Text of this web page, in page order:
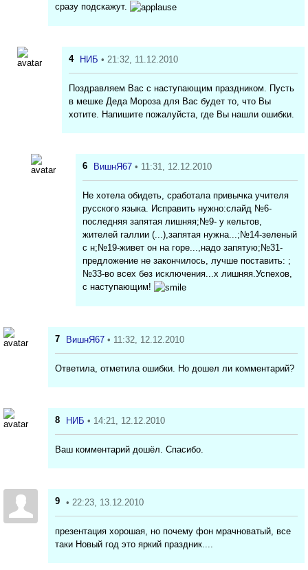
сразу подскажут.
4 НИБ • 21:32, 11.12.2010
Поздравляем Вас с наступающим праздником. Пусть
в мешке Деда Мороза для Вас будет то, что Вы
хотите. Напишите пожалуйста, где Вы нашли ошибки.
6 ВишнЯ67 • 11:31, 12.12.2010
Не хотела обидеть, сработала привычка учителя
русского языка. Исправить нужно:слайд №6-
последняя запятая лишняя;№9- у кельтов,
жителей галлии (...),запятая нужна...;№14-зеленый
с н;№19-живет он на горе...,надо запятую;№31-
предложение не закончилось, лучше поставить: ;
№33-во всех без исключения...х лишняя.Успехов,
с наступающим!
7 ВишнЯ67 • 11:32, 12.12.2010
Ответила, отметила ошибки. Но дошел ли комментарий?
8 НИБ • 14:21, 12.12.2010
Ваш комментарий дошёл. Спасибо.
9 • 22:23, 13.12.2010
презентация хорошая, но почему фон мрачноватый, все
таки Новый год это яркий праздник....